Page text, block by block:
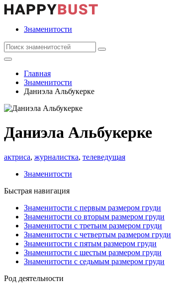
Знаменитости
Главная
Знаменитости
Даниэла Альбукерке
Даниэла Альбукерке
актриса, журналистка, телеведущая
Знаменитости
Быстрая навигация
Знаменитости с первым размером груди
Знаменитости со вторым размером груди
Знаменитости с третьим размером груди
Знаменитости с четвертым размером груди
Знаменитости с пятым размером груди
Знаменитости с шестым размером груди
Знаменитости с седьмым размером груди
Род деятельности